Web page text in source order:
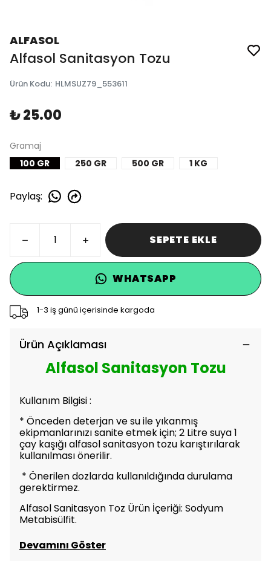
ALFASOL
Alfasol Sanitasyon Tozu
Ürün Kodu: HLMSUZ79_553611
₺ 25.00
Gramaj
100 GR
250 GR 500 GR 1 KG
Paylaş:
SEPETE EKLE
WHATSAPP
1-3 iş günü içerisinde kargoda
Ürün Açıklaması
Alfasol Sanitasyon Tozu
Kullanım Bilgisi :
* Önceden deterjan ve su ile yıkanmış
ekipmanlarınızı sanite etmek için; 2 Litre suya 1
çay kaşığı alfasol sanitasyon tozu karıştırılarak
kullanılması önerilir.
* Önerilen dozlarda kullanıldığında durulama
gerektirmez.
Alfasol Sanitasyon Toz Ürün İçeriği: Sodyum
Metabisülfit.
Devamını Göster